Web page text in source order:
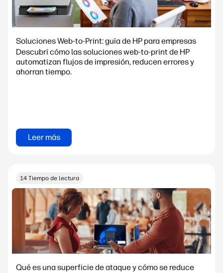
Soluciones Web-to-Print: guía de HP para empresas
Descubrí cómo las soluciones web-to-print de HP
automatizan flujos de impresión, reducen errores y
ahorran tiempo.
Leer más
14 Tiempo de lectura
Qué es una superficie de ataque y cómo se reduce